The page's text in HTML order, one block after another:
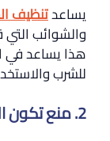
يساعدتنظيف
والشوائب
هذا يساعد في
للشرب
2. منع تكون الطحالب والجراثيم: